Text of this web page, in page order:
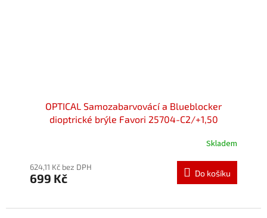
OPTICAL Samozabarvovácí a Blueblocker
dioptrické brýle Favori 25704-C2/+1,50
Skladem
624,11 Kč bez DPH
699 Kč Do košíku